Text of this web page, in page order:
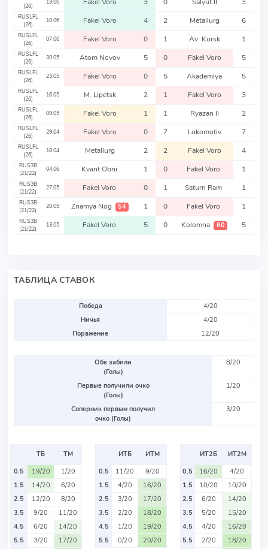
(26)
13.06 Fakel Voro 3 0 Salyut II 3
RUSLFL
(26)
10.06 Fakel Voro 4 2 Metallurg 6
RUSLFL
(26)
07.06 Fakel Voro 0 1 Av. Kursk 1
RUSLFL
(26)
30.05 Atom Novov 5 0 Fakel Voro 5
RUSLFL
(26)
23.05 Fakel Voro 0 5 Akademiya 5
RUSLFL
(26)
16.05 M. Lipetsk 2 1 Fakel Voro 3
RUSLFL
(26)
09.05 Fakel Voro 1 1 Ryazan II 2
RUSLFL
(26)
29.04 Fakel Voro 0 7 Lokomotiv 7
RUSLFL
(26)
18.04 Metallurg 2 2 Fakel Voro 4
RUS3B
(21/22)
04.06 Kvant Obni 1 0 Fakel Voro 1
RUS3B
(21/22)
27.05 Fakel Voro 0 1 Saturn Ram 1
RUS3B
(21/22)
20.05 Znamya Nog 54 1 0 Fakel Voro 1
RUS3B
(21/22)
13.05 Fakel Voro 5 0 Kolomna 60 5
ТАБЛИЦА СТАВОК
Победа
4/20
Ничья
4/20
Поражение
12/20
Обе забили
(Голы)
8/20
Первые получили очко
(Голы)
1/20
Соперник первым получил
очко (Голы)
3/20
ТБ
ТМ
0.5
19/20
1/20
1.5
14/20
6/20
2.5
12/20
8/20
3.5
9/20
11/20
4.5
6/20
14/20
5.5
3/20
17/20
ИТБ
ИТМ
0.5
11/20
9/20
1.5
4/20
16/20
2.5
3/20
17/20
3.5
2/20
18/20
4.5
1/20
19/20
5.5
0/20 20/20
ИТ2Б
ИТ2М
0.5
16/20
4/20
1.5
10/20
10/20
2.5
6/20
14/20
3.5
5/20
15/20
4.5
4/20
16/20
5.5
2/20
18/20